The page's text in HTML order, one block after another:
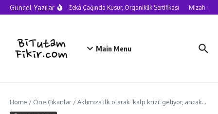
Skip to content
Güncel YazılarYapay Zekâ Çağında Kusur, Organiklik Sertifikası Mizah
Main Menu
Home / Öne Çıkanlar /Aklımıza ilk olarak ‘kalp krizi’ geliyor, ancak…